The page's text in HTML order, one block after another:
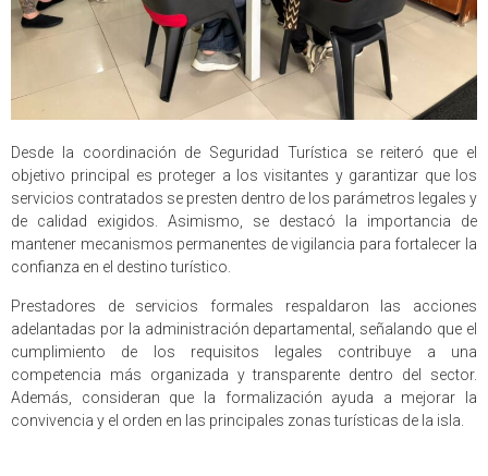
Desde la coordinación de Seguridad Turística se reiteró que el
objetivo principal es proteger a los visitantes y garantizar que los
servicios contratados se presten dentro de los parámetros legales y
de calidad exigidos. Asimismo, se destacó la importancia de
mantener mecanismos permanentes de vigilancia para fortalecer la
confianza en el destino turístico.
Prestadores de servicios formales respaldaron las acciones
adelantadas por la administración departamental, señalando que el
cumplimiento de los requisitos legales contribuye a una
competencia más organizada y transparente dentro del sector.
Además, consideran que la formalización ayuda a mejorar la
convivencia y el orden en las principales zonas turísticas de la isla.